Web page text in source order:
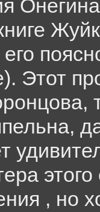
Этот
, но